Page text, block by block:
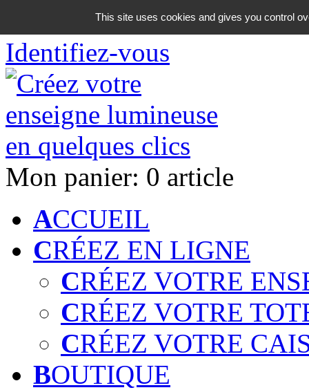
06 18 42 08 59
Identifiez-vous
Mon panier: 0 article
ACCUEIL
CRÉEZ EN LIGNE
CRÉEZ VOTRE
CRÉEZ VOTRE
CRÉEZ VOTRE
BOUTIQUE
This site uses cookies and gives you control